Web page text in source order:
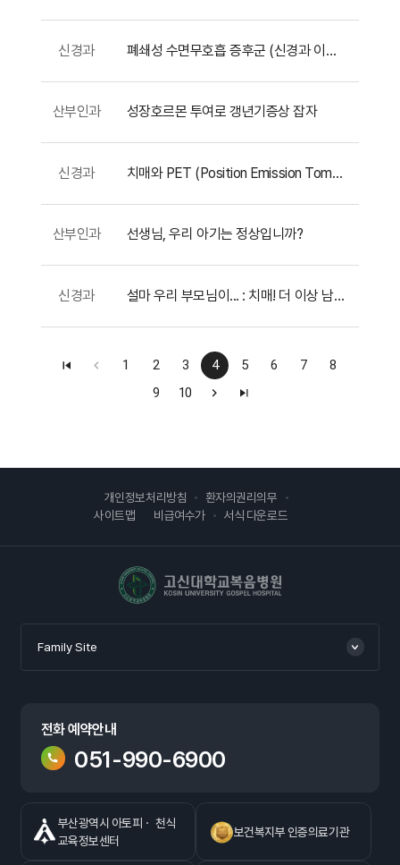
신경과 폐쇄성 수면무호흡 증후군 (신경과 이원구 교수)
산부인과 성장호르몬 투여로 갱년기증상 잡자
신경과 치매와 PET (Position Emission Tomography)검사
산부인과 선생님, 우리 아기는 정상입니까?
신경과 설마 우리 부모님이... : 치매! 더 이상 남의 일이 아닙니다.
1 2 3 4 5 6 7
8
9
10
개인정보처리방침
환자의권리의무
사이트맵
비급여수가 서식 다운로드
Family Site
전화 예약안내
051-990-6900
부산광역시 아토피ㆍ 천식
교육정보센터
보건복지부 인증의료기관